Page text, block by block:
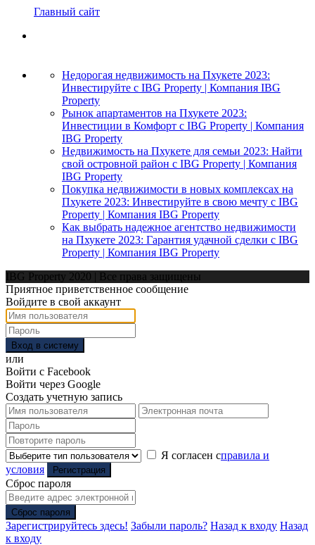
Главный сайт
Недорогая недвижимость на Пхукете 2023:
Инвестируйте с IBG Property | Компания IBG
Property
Рынок апартаментов на Пхукете 2023:
Инвестиции в Комфорт с IBG Property | Компания
IBG Property
Недвижимость на Пхукете для семьи 2023: Найти
свой островной район с IBG Property | Компания
IBG Property
Покупка недвижимости в новых комплексах на
Пхукете 2023: Инвестируйте в свою мечту с IBG
Property | Компания IBG Property
Как выбрать надежное агентство недвижимости
на Пхукете 2023: Гарантия удачной сделки с IBG
Property | Компания IBG Property
IBG Property 2020 | Все права защищены
Приятное приветственное сообщение
Войдите в свой аккаунт
Вход в систему
или
Войти с Facebook
Войти через Google
Создать учетную запись
Я согласен справила и
условия
Регистрация
Сброс пароля
Сброс пароля
Зарегистрируйтесь здесь! Забыли пароль? Назад к входу Назад
к входу